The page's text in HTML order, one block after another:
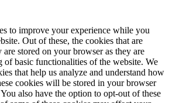
to improve your experience while you
Out of these, the cookies that are
are stored on your browser as they are
of basic functionalities of the website. We
that help us analyze and understand how
cookies will be stored in your browser
also have the option to opt-out of these